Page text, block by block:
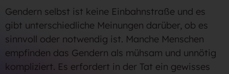
Gendern selbst ist keine Einbahnstraße und es
gibt unterschiedliche Meinungen darüber, ob es
sinnvoll oder notwendig ist. Manche Menschen
empfinden das Gendern als mühsam und unnötig
kompliziert. Es erfordert in der Tat ein gewisses